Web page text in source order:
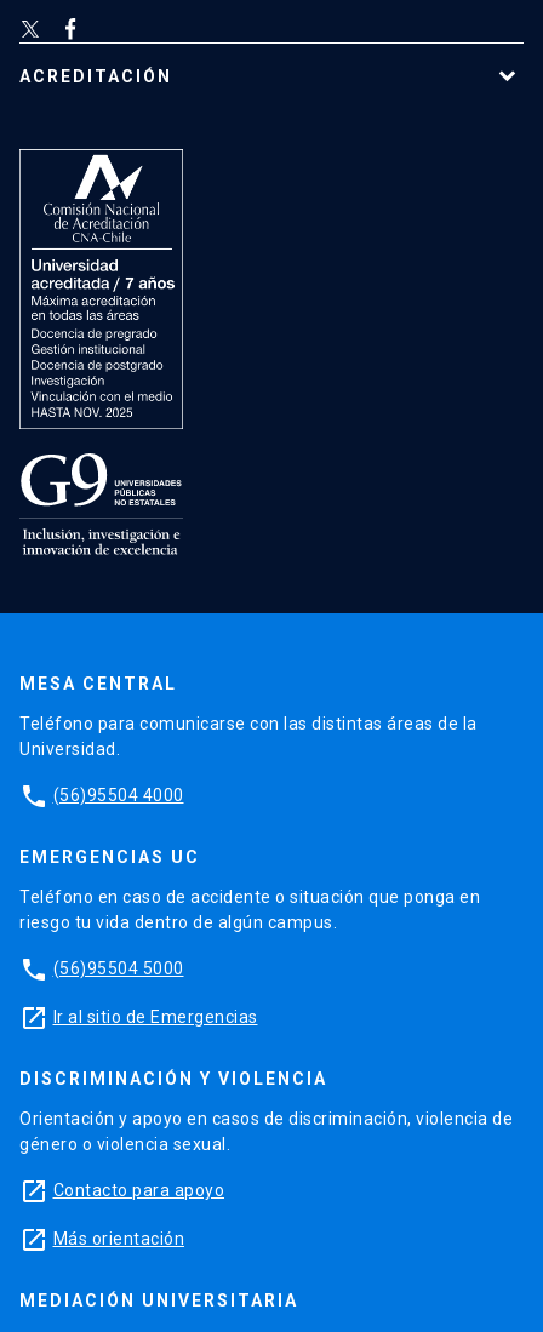
ACREDITACIÓN
MESA CENTRAL
Teléfono para comunicarse con las distintas áreas de la
Universidad.
phone (56)95504 4000
EMERGENCIAS UC
Teléfono en caso de accidente o situación que ponga en
riesgo tu vida dentro de algún campus.
phone (56)95504 5000
launch Ir al sitio de Emergencias
DISCRIMINACIÓN Y VIOLENCIA
Orientación y apoyo en casos de discriminación, violencia de
género o violencia sexual.
launch Contacto para apoyo
launch Más orientación
MEDIACIÓN UNIVERSITARIA